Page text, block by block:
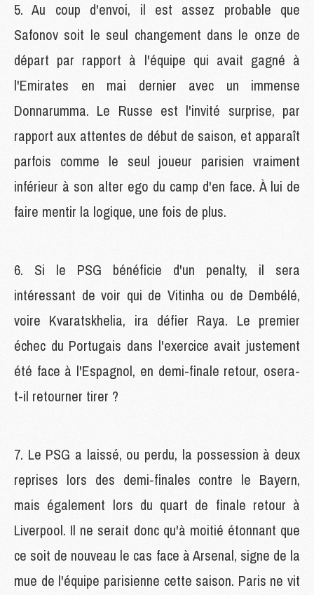
5. Au coup d'envoi, il est assez probable que
Safonov soit le seul changement dans le onze de
départ par rapport à l'équipe qui avait gagné à
l'Emirates en mai dernier avec un immense
Donnarumma. Le Russe est l'invité surprise, par
rapport aux attentes de début de saison, et apparaît
parfois comme le seul joueur parisien vraiment
inférieur à son alter ego du camp d'en face. À lui de
faire mentir la logique, une fois de plus.
6. Si le PSG bénéficie d'un penalty, il sera
intéressant de voir qui de Vitinha ou de Dembélé,
voire Kvaratskhelia, ira défier Raya. Le premier
échec du Portugais dans l'exercice avait justement
été face à l'Espagnol, en demi-finale retour, osera-
t-il retourner tirer ?
7. Le PSG a laissé, ou perdu, la possession à deux
reprises lors des demi-finales contre le Bayern,
mais également lors du quart de finale retour à
Liverpool. Il ne serait donc qu'à moitié étonnant que
ce soit de nouveau le cas face à Arsenal, signe de la
mue de l'équipe parisienne cette saison. Paris ne vit